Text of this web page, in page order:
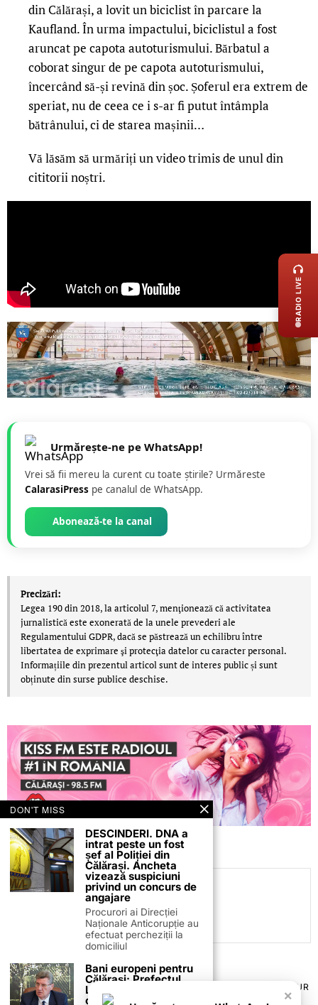
din Călărași, a lovit un biciclist în parcare la
Kaufland. În urma impactului, biciclistul a fost
aruncat pe capota autoturismului. Bărbatul a
coborat singur de pe capota autoturismului,
încercând să-și revină din șoc. Șoferul era extrem de
speriat, nu de ceea ce i s-ar fi putut întâmpla
bătrânului, ci de starea mașinii…
Vă lăsăm să urmăriți un video trimis de unul din
cititorii noștri.
Urmărește-ne pe WhatsApp!
Vrei să fii mereu la curent cu toate știrile? Urmăreste
CalarasiPress pe canalul de WhatsApp.
Abonează-te la canal
Precizări:
Legea 190 din 2018, la articolul 7, menţionează că activitatea
jurnalistică este exonerată de la unele prevederi ale
Regulamentului GDPR, dacă se păstrează un echilibru între
libertatea de exprimare şi protecţia datelor cu caracter personal.
Informațiile din prezentul articol sunt de interes public și sunt
obținute din surse publice deschise.
C.C
TERMENI ȘI CONDIȚII
POLITICA DE ANULARE & RETUR
PUBLICITATE ONLINE & TIPĂRITĂ
CONTACT
×
RADIO LIVE
DON'T MISS
DESCINDERI. DNA a
intrat peste un fost
șef al Poliției din
Călărași. Ancheta
vizează suspiciuni
privind un concurs de
angajare
Procurori ai Direcției
Naționale Anticorupție au
efectuat percheziții la
domiciliul
Bani europeni pentru
Călărași: Prefectul
Laurențiu State anunță
colaborarea cu ADR